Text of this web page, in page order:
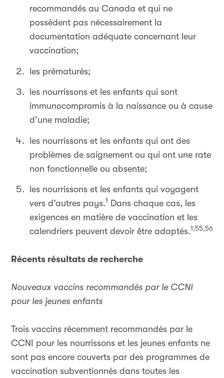
recommandés au Canada et qui ne
possèdent pas nécessairement la
documentation adéquate concernant leur
vaccination;
les prématurés;
les nourrissons et les enfants qui sont
immunocompromis à la naissance ou à cause
d’une maladie;
les nourrissons et les enfants qui ont des
problèmes de saignement ou qui ont une rate
non fonctionnelle ou absente;
les nourrissons et les enfants qui voyagent
vers d’autres pays.1
Dans chaque cas, les
exigences en matière de vaccination et les
calendriers peuvent devoir être adaptés.1,55,56
Récents résultats de recherche
Nouveaux vaccins recommandés par le CCNI
pour les jeunes enfants
Trois vaccins récemment recommandés par le
CCNI pour les nourrissons et les jeunes enfants ne
sont pas encore couverts par des programmes de
vaccination subventionnés dans toutes les